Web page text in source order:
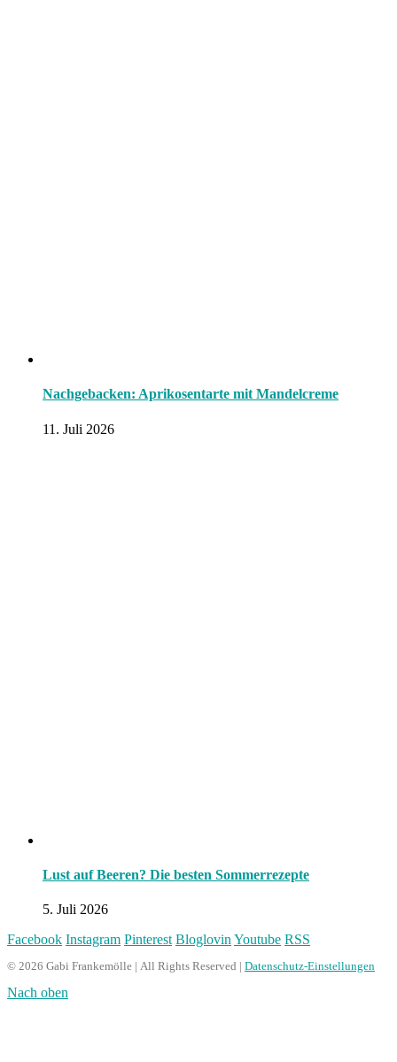
Nachgebacken: Aprikosentarte mit Mandelcreme
11. Juli 2026
Lust auf Beeren? Die besten Sommerrezepte
5. Juli 2026
Facebook Instagram Pinterest Bloglovin Youtube RSS
© 2026 Gabi Frankemölle | All Rights Reserved | Datenschutz-Einstellungen
Nach oben